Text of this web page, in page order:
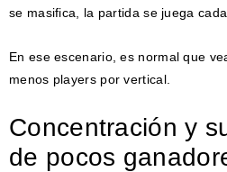
se masifica, la partida se juega
En ese escenario, es normal que
menos players por vertical.
Concentración y
de pocos